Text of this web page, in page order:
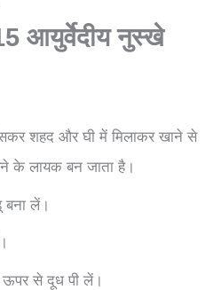
आयुर्वेदीय नुस्खे
शहद और घी में मिलाकर खाने से
के लायक बन जाता है।
लें।
से दूध पी लें।